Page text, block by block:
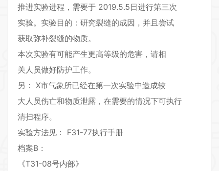
推进实验进程，需要于 2019.5.5日进行第三次
实验。实验目的：研究裂缝的成因，并且尝试
获取弥补裂缝的物质。
本次实验有可能产生更高等级的危害，请相
关人员做好防护工作。
另： X市气象所已经在第一次实验中造成较
大人员伤亡和物质泄露，在需要的情况下可执行
清扫程序。
实验方法见： F31-77执行手册
档案B：
《T31-08号内部》